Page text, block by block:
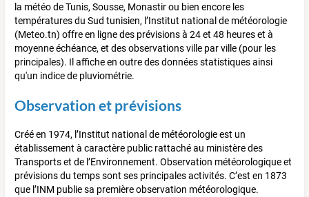
la météo de Tunis, Sousse, Monastir ou bien encore les
températures du Sud tunisien, l’Institut national de météorologie
(Meteo.tn) offre en ligne des prévisions à 24 et 48 heures et à
moyenne échéance, et des observations ville par ville (pour les
principales). Il affiche en outre des données statistiques ainsi
qu'un indice de pluviométrie.
Observation et prévisions
Créé en 1974, l’Institut national de météorologie est un
établissement à caractère public rattaché au ministère des
Transports et de l’Environnement. Observation météorologique et
prévisions du temps sont ses principales activités. C’est en 1873
que l’INM publie sa première observation météorologique.